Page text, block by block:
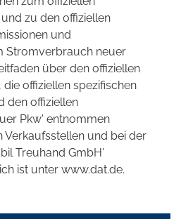
zu den offiziellen
und
Stromverbrauch neuer
über den offiziellen
offiziellen spezifischen
den offiziellen
Pkw' entnommen
Verkaufsstellen und bei der
Treuhand GmbH'
ist unter www.dat.de.